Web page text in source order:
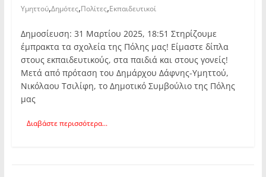
Υμηττού,Δημότες,Πολίτες,Εκπαιδευτικοί
Δημοσίευση: 31 Μαρτίου 2025, 18:51 Στηρίζουμε
έμπρακτα τα σχολεία της Πόλης μας! Είμαστε δίπλα
στους εκπαιδευτικούς, στα παιδιά και στους γονείς!
Μετά από πρόταση του Δημάρχου Δάφνης-Υμηττού,
Νικόλαου Τσιλίφη, το Δημοτικό Συμβούλιο της Πόλης
μας
Διαβάστε περισσότερα...